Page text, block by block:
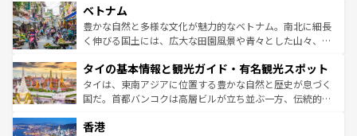
参照してほしい。
容にもいいと評判のスイーツなど、バラエティ豊かな料理
が味わえる。 なお、新着の台湾情報は コンテンツ一覧を参
照してほしい。
き、地方に足を延ばせば四季折々の自然美を楽しむことが
できる。そして、キムチや焼肉、絶品のストリートフード
まで、さまざまな韓国料理が待っている。夜には、韓国な
リティに包まれながら、韓国の多彩な魅力を心ゆくまで味
わってみてほしい。 なお、新着の韓国情報はコンテンツ一
覧を参照してほしい。
ベトナム
豊かな自然と多様な文化が魅力的なベトナム。南北に細長
く伸びる国土には、広大な田園風景や青々とした山々、世
急速な発展と共に伝統が息づく。ハノイの古い町並みやホ
ーチミン市のフランス統治時代の建物も、独特の雰囲気を
醸し出している。また、バラエティの豊かさとおいしさで
とつ。フォーやバインミー、ベトナムコーヒーなどは、ぜ
タイの基本情報と観光ガイド・有名観光スポット
タイは、東南アジアに位置する豊かな自然と歴史が息づく
国だ。首都バンコクは高層ビルが立ち並ぶ一方、伝統的な
の活気が交差している。北部ではチェンマイなどの山岳地
香港